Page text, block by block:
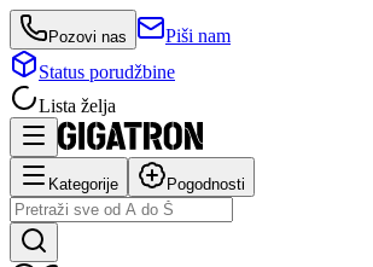
Pozovi nas
Piši nam
Status porudžbine
Lista želja
Kategorije Pogodnosti